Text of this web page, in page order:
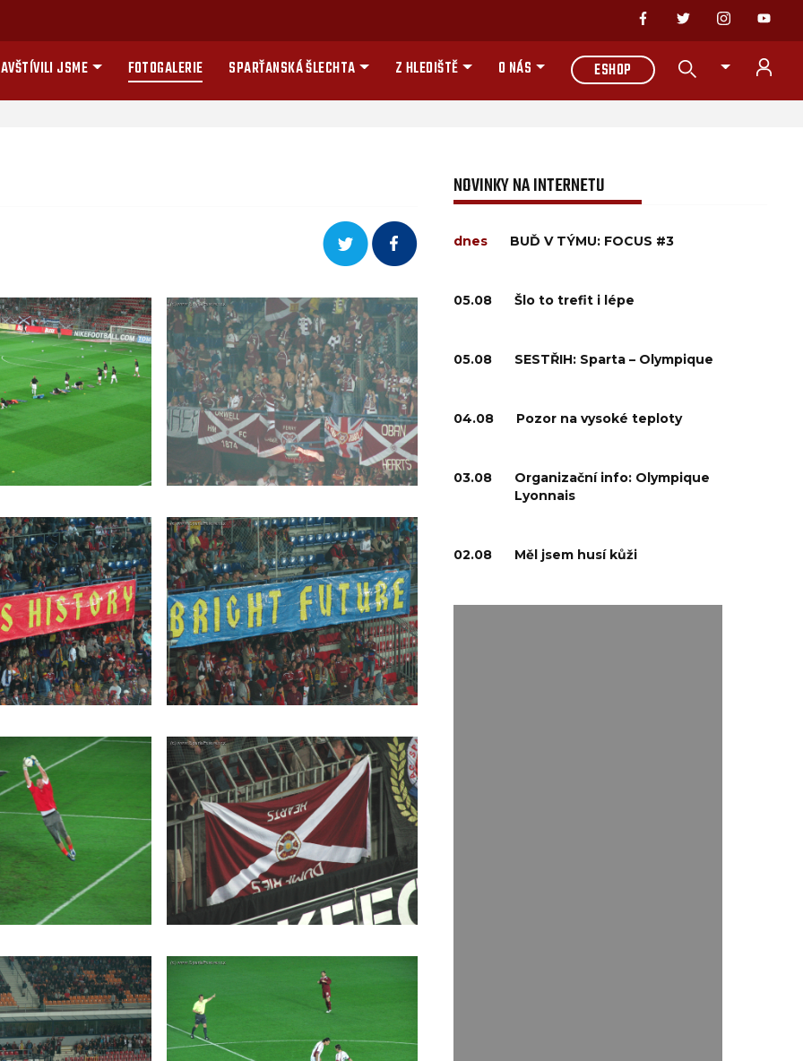
JSME FOTOGALERIE SPARŤANSKÁ ŠLECHTA Z HLEDIŠTĚ O NÁS ESHOP
NOVINKY NA INTERNETU
dnes BUĎ V TÝMU: FOCUS #3
05.08 Šlo to trefit i lépe
05.08 SESTŘIH: Sparta – Olympique
04.08 Pozor na vysoké teploty
03.08
Organizační info: Olympique
Lyonnais
02.08 Měl jsem husí kůži